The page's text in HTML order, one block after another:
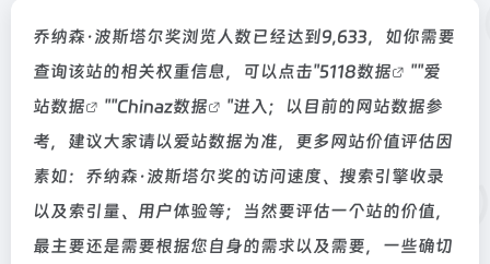
乔纳森·波斯塔尔奖浏览人数已经达到9,633，如你需要
查询该站的相关权重信息，可以点击"5118数据 ""爱
站数据
""Chinaz数据
"进入；以目前的网站数据参
考，建议大家请以爱站数据为准，更多网站价值评估因
素如：乔纳森·波斯塔尔奖的访问速度、搜索引擎收录
以及索引量、用户体验等；当然要评估一个站的价值，
最主要还是需要根据您自身的需求以及需要，一些确切